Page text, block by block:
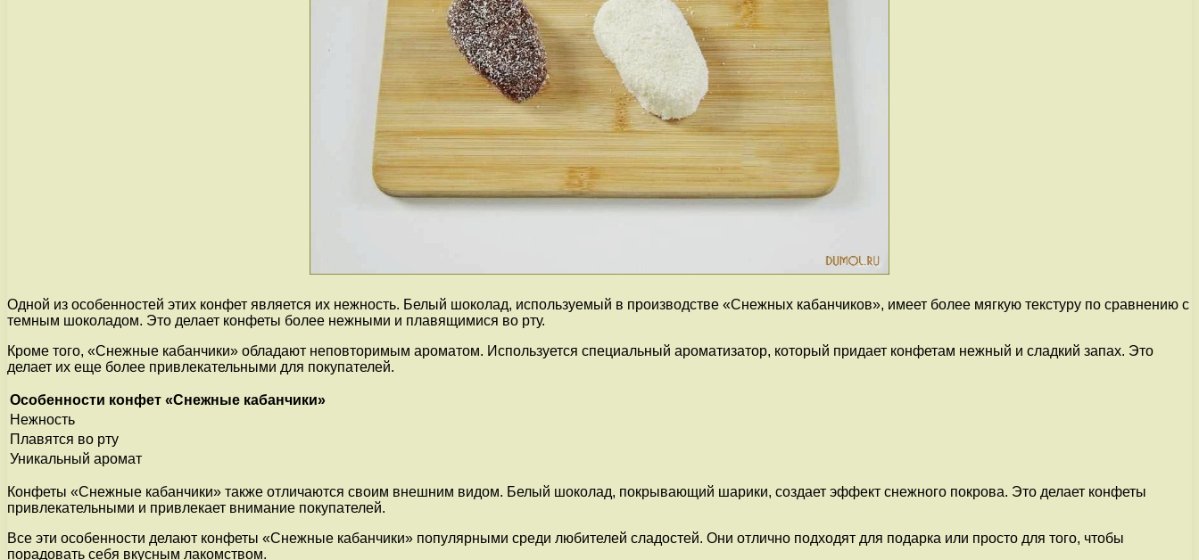
Одной из особенностей этих конфет является их нежность. Белый шоколад, используемый в производстве «Снежных кабанчиков», имеет более мягкую текстуру по сравнению с
темным шоколадом. Это делает конфеты более нежными и плавящимися во рту.
Кроме того, «Снежные кабанчики» обладают неповторимым ароматом. Используется специальный ароматизатор, который придает конфетам нежный и сладкий запах. Это
делает их еще более привлекательными для покупателей.
Особенности конфет «Снежные кабанчики»
Нежность
Плавятся во рту
Уникальный аромат
Конфеты «Снежные кабанчики» также отличаются своим внешним видом. Белый шоколад, покрывающий шарики, создает эффект снежного покрова. Это делает конфеты
привлекательными и привлекает внимание покупателей.
Все эти особенности делают конфеты «Снежные кабанчики» популярными среди любителей сладостей. Они отлично подходят для подарка или просто для того, чтобы
порадовать себя вкусным лакомством.